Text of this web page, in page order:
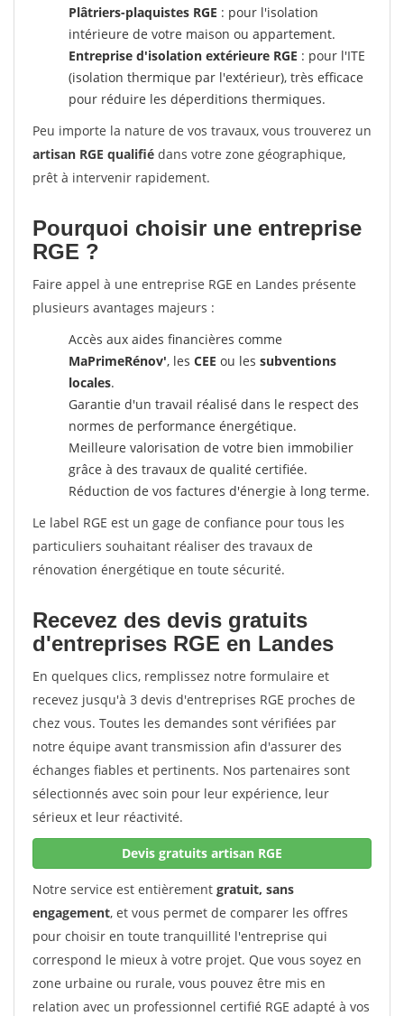
Plâtriers-plaquistes RGE : pour l'isolation
intérieure de votre maison ou appartement.
Entreprise d'isolation extérieure RGE : pour l'ITE
(isolation thermique par l'extérieur), très efficace
pour réduire les déperditions thermiques.
Peu importe la nature de vos travaux, vous trouverez un
artisan RGE qualifié dans votre zone géographique,
prêt à intervenir rapidement.
Pourquoi choisir une entreprise
RGE ?
Faire appel à une entreprise RGE en Landes présente
plusieurs avantages majeurs :
Accès aux aides financières comme
MaPrimeRénov', les CEE ou les subventions
locales.
Garantie d'un travail réalisé dans le respect des
normes de performance énergétique.
Meilleure valorisation de votre bien immobilier
grâce à des travaux de qualité certifiée.
Réduction de vos factures d'énergie à long terme.
Le label RGE est un gage de confiance pour tous les
particuliers souhaitant réaliser des travaux de
rénovation énergétique en toute sécurité.
Recevez des devis gratuits
d'entreprises RGE en Landes
En quelques clics, remplissez notre formulaire et
recevez jusqu'à 3 devis d'entreprises RGE proches de
chez vous. Toutes les demandes sont vérifiées par
notre équipe avant transmission afin d'assurer des
échanges fiables et pertinents. Nos partenaires sont
sélectionnés avec soin pour leur expérience, leur
sérieux et leur réactivité.
Devis gratuits artisan RGE
Notre service est entièrement gratuit, sans
engagement, et vous permet de comparer les offres
pour choisir en toute tranquillité l'entreprise qui
correspond le mieux à votre projet. Que vous soyez en
zone urbaine ou rurale, vous pouvez être mis en
relation avec un professionnel certifié RGE adapté à vos